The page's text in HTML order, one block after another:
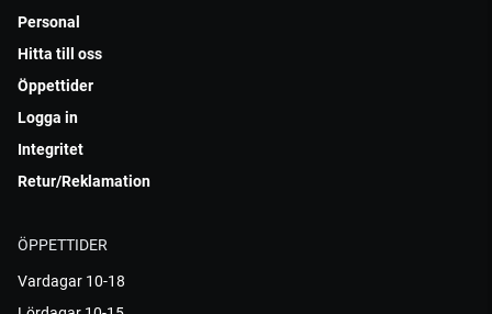
Personal
Hitta till oss
Öppettider
Logga in
Integritet
Retur/Reklamation
ÖPPETTIDER
Vardagar 10-18